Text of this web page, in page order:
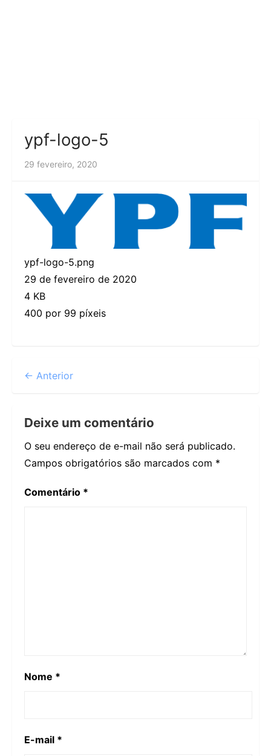
ypf-logo-5
29 fevereiro, 2020
ypf-logo-5.png
29 de fevereiro de 2020
4 KB
400 por 99 píxeis
← Anterior
Deixe um comentário
O seu endereço de e-mail não será publicado.
Campos obrigatórios são marcados com *
Comentário *
Nome *
E-mail *